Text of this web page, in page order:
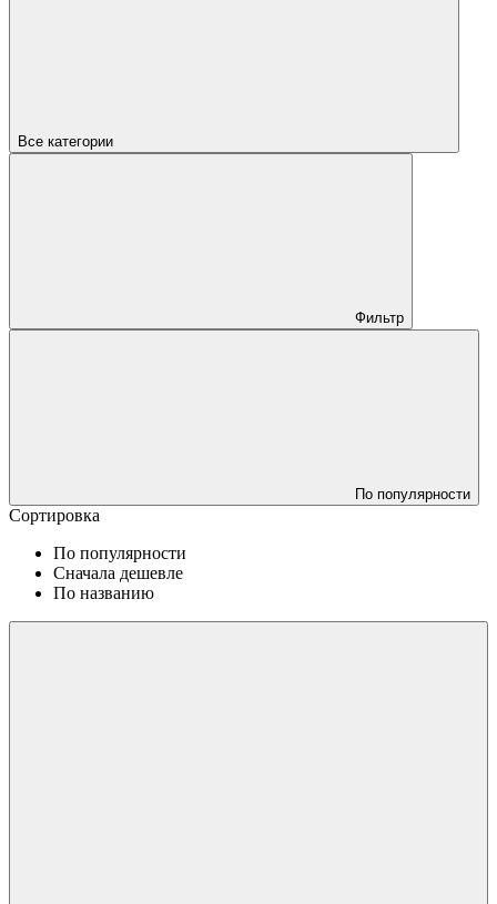
Все категории
Фильтр
По популярности
Сортировка
По популярности
Сначала дешевле
По названию